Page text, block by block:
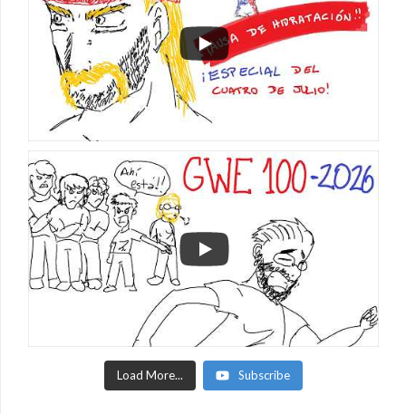
Load More... Subscribe